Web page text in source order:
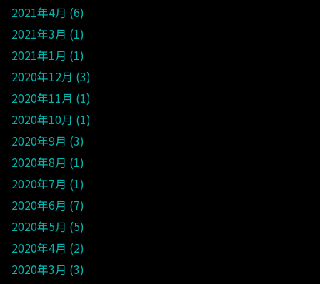
2021年4月 6
2021年3月 1
2021年1月 1
2020年12月 3
2020年11月 1
2020年10月 1
2020年9月 3
2020年8月 1
2020年7月 1
2020年6月 7
2020年5月 5
2020年4月 2
2020年3月 3